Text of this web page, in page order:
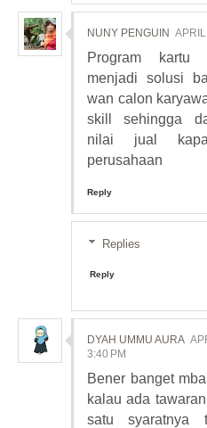
NUNY PENGUIN
Program kartu
menjadi solusi
wan calon
skill sehingga
nilai jual
perusahaan
Reply
Replies
Reply
DYAH UMMU AURA
3:40 PM
Bener banget
kalau ada
satu syaratnya